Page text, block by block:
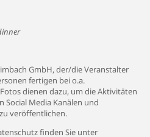
GmbH, der/die Veranstalter
fertigen bei o.a.
dienen dazu, um die Aktivitäten
Social Media Kanälen und
veröffentlichen.
finden Sie unter